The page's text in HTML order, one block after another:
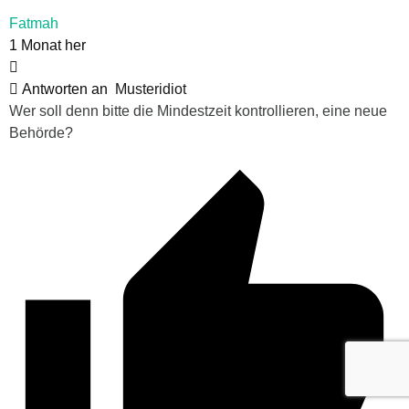
Fatmah
1 Monat her
Antworten an
Musteridiot
Wer soll denn bitte die Mindestzeit kontrollieren, eine neue
Behörde?